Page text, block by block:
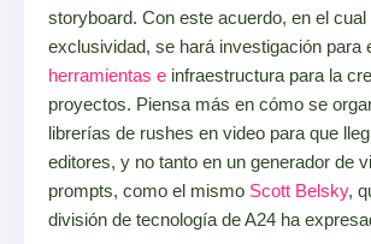
storyboard. Con este acuerdo, en el cual
exclusividad, se hará investigación para
herramientas e infraestructura para la
proyectos. Piensa más en cómo se
librerías de rushes en video para que
editores, y no tanto en un generador de
prompts, como el mismo Scott Belsky,
división de tecnología de A24 ha